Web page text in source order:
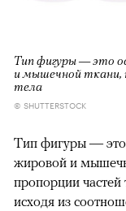
Тип фигуры — это
и мышечной ткани,
тела
© SHUTTERSTOCK
Тип фигуры — это
жировой и
пропорции
исходя из